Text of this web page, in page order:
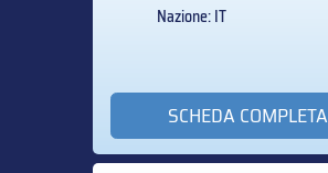
Nazione: IT
SCHEDA COMPLETA